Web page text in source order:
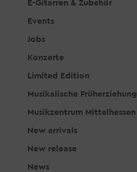
E-Gitarren & Zubehör
Events
Jobs
Konzerte
Limited Edition
Musikalische Früherziehung
Musikzentrum Mittelhessen
New arrivals
New release
News